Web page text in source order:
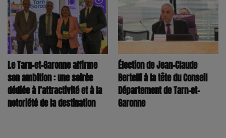
Le Tarn-et-Garonne affirme
son ambition : une soirée
dédiée à l’attractivité et à la
notoriété de la destination
Élection de Jean-Claude
Bertelli à la tête du Conseil
Département de Tarn-et-
Garonne